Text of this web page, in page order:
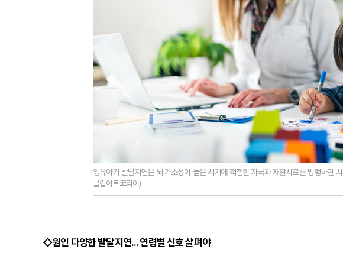
영유아기 발달지연은 뇌 가소성이 높은 시기에 적절한 자극과 재활치료를 병행하면
클립아트코리아)
◇원인 다양한 발달지연... 연령별 신호 살펴야